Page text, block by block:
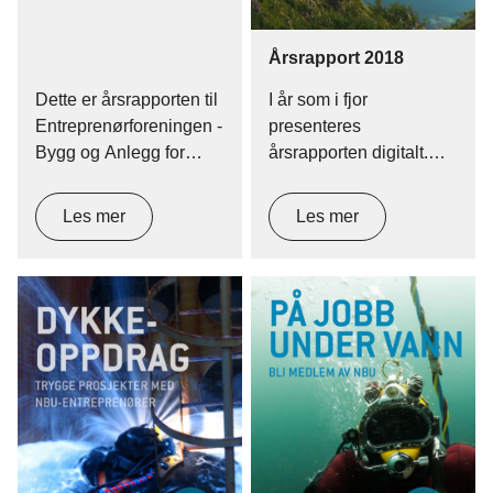
Dette er årsrapporten til
Entreprenørforeningen -
Bygg og Anlegg for
kan vi presentere en
digital årsrapport for
Les mer
Årsrapport 2018
I år som i fjor
presenteres
årsrapporten digitalt.
som en nettside, som
muliggjør visning av
grafer.
Les mer